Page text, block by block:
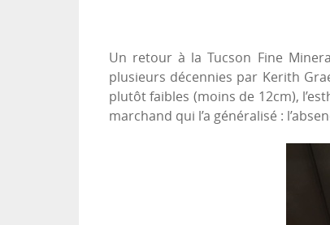
Un retour à la Tucson Fine
plusieurs décennies par Kerith
plutôt faibles (moins de 12cm),
marchand qui l’a généralisé :